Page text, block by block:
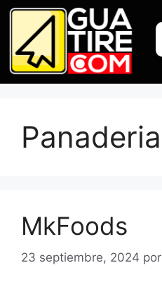
Panaderia
MkFoods
23 septiembre, 2024 por